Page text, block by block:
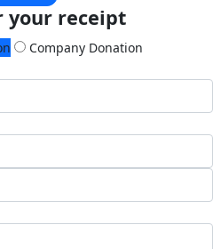
your receipt
Company Donation